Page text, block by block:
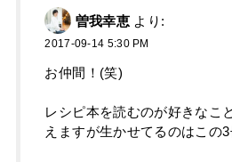
曽我幸恵 より:
2017-09-14 5:30 PM
お仲間！(笑)
レシピ本を読むのが好きなこ
えますが生かせてるのはこの3